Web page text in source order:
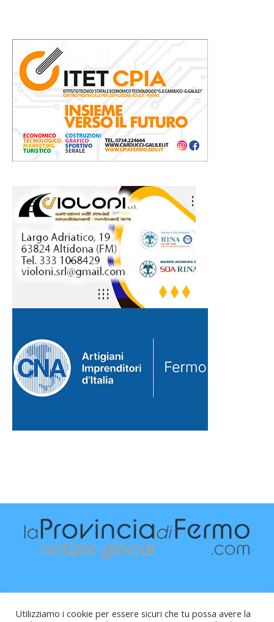
Utilizziamo i cookie per essere sicuri che tu possa avere la